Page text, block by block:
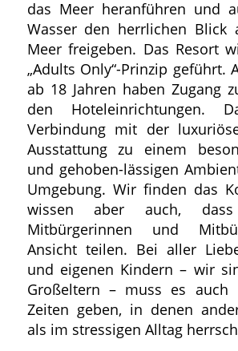
das Meer heranführen und
Wasser den herrlichen Blick
Meer freigeben. Das Resort
„Adults Only“-Prinzip geführt.
ab 18 Jahren haben Zugang
den Hoteleinrichtungen.
Verbindung mit der
Ausstattung zu einem
und gehoben-lässigen
Umgebung. Wir finden das
wissen aber auch,
Mitbürgerinnen und
Ansicht teilen. Bei aller
und eigenen Kindern – wir
Großeltern – muss es auch
Zeiten geben, in denen
als im stressigen Alltag